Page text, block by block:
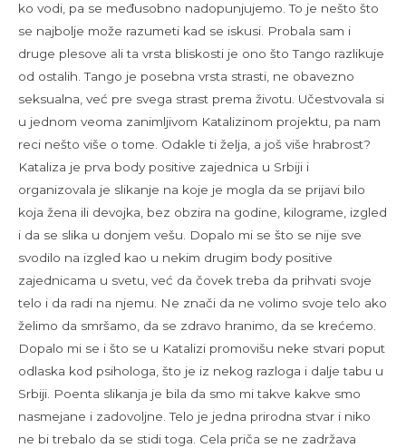
ko vodi, pa se međusobno nadopunjujemo. To je nešto što
se najbolje može razumeti kad se iskusi. Probala sam i
druge plesove ali ta vrsta bliskosti je ono što Tango razlikuje
od ostalih. Tango je posebna vrsta strasti, ne obavezno
seksualna, već pre svega strast prema životu. Učestvovala si
u jednom veoma zanimljivom Katalizinom projektu, pa nam
reci nešto više o tome. Odakle ti želja, a još više hrabrost?
Kataliza je prva body positive zajednica u Srbiji i
organizovala je slikanje na koje je mogla da se prijavi bilo
koja žena ili devojka, bez obzira na godine, kilograme, izgled
i da se slika u donjem vešu. Dopalo mi se što se nije sve
svodilo na izgled kao u nekim drugim body positive
zajednicama u svetu, već da čovek treba da prihvati svoje
telo i da radi na njemu. Ne znači da ne volimo svoje telo ako
želimo da smršamo, da se zdravo hranimo, da se krećemo.
Dopalo mi se i što se u Katalizi promovišu neke stvari poput
odlaska kod psihologa, što je iz nekog razloga i dalje tabu u
Srbiji. Poenta slikanja je bila da smo mi takve kakve smo
nasmejane i zadovoljne. Telo je jedna prirodna stvar i niko
ne bi trebalo da se stidi toga. Cela priča se ne zadržava